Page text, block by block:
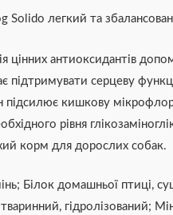
Solido легкий та
цінних антиоксидантів
підтримувати серцеву
підсилює кишкову
рівня
корм для дорослих собак.
Білок домашньої птиці,
гідролізований;